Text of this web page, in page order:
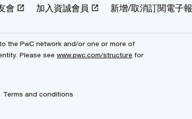
會 加入資誠會員 新增/取消訂閱電子報
the PwC network and/or one or more of
Please see www.pwc.com/structure for
Terms and conditions